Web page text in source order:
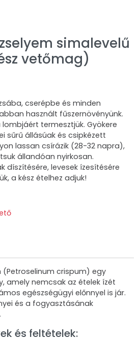
simalevelű
vetőmag)
cserépbe és minden
használt fűszernövényünk.
termesztjük. Gyökere
sűrű állásúak és csipkézett
lassan csírázik (28-32 napra),
állandóan nyirkosan.
díszítésére, levesek ízesítésére
a kész ételhez adjuk!
crispum) egy
amely nemcsak az ételek ízét
egészségügyi előnnyel is jár.
és a fogyasztásának
és feltételek: